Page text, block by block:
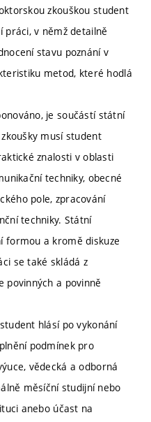
zkouškou student
práci, v němž detailně
stavu poznání v
metod, které hodlá
je součástí státní
musí student
znalosti v oblasti
techniky, obecné
pole, zpracování
techniky. Státní
formou a kromě diskuze
se také skládá z
povinných a povinně
hlásí po vykonání
podmínek pro
vědecká a odborná
měsíční studijní nebo
anebo účast na